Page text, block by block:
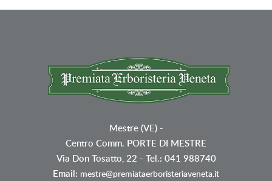
Mestre (VE)-
Centro Comm. PORTE DI MESTRE
Via Don Tosatto, 22 - Tel.: 041 988740
Email: mestre@premiataerboristeriaveneta.it